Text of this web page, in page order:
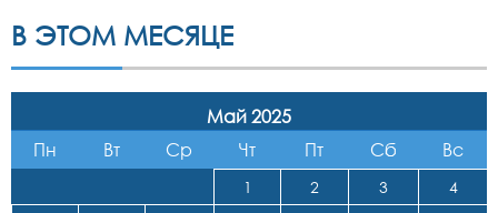
В ЭТОМ МЕСЯЦЕ
Май 2025
Пн
Вт Ср Чт Пт Сб Вс
1 2 3
4